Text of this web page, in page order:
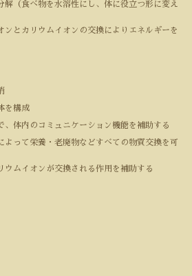
解（食べ物を水溶性にし、体に役立つ形に変え
ンとカリウムイオンの交換によりエネルギーを
を構成
、体内のコミュニケーション機能を補助する
よって栄養・老廃物などすべての物質交換を可
ウムイオンが交換される作用を補助する